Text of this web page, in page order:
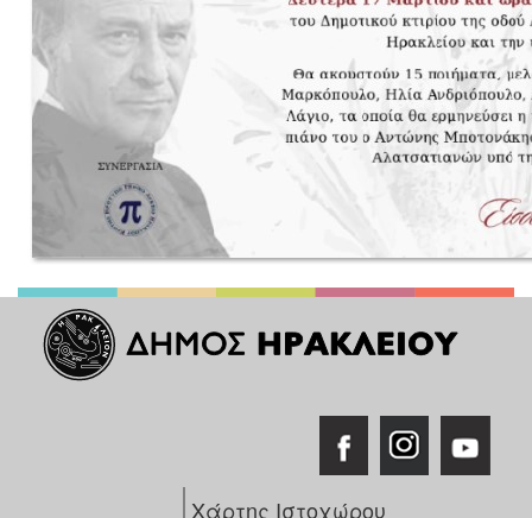
Χάρτης Ιστοχώρου